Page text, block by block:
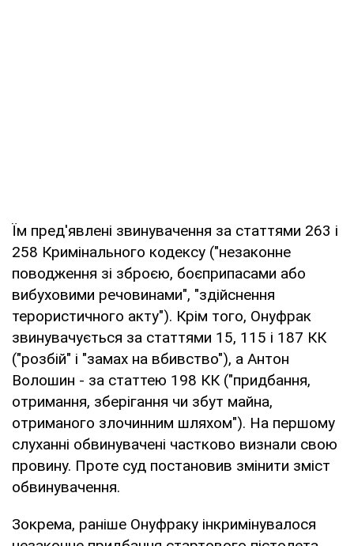
Їм пред'явлені звинувачення за статтями 263 і
258 Кримінального кодексу ("незаконне
поводження зі зброєю, боєприпасами або
вибуховими речовинами", "здійснення
терористичного акту"). Крім того, Онуфрак
звинувачується за статтями 15, 115 і 187 КК
("розбій" і "замах на вбивство"), а Антон
Волошин - за статтею 198 КК ("придбання,
отримання, зберігання чи збут майна,
отриманого злочинним шляхом"). На першому
слуханні обвинувачені частково визнали свою
провину. Проте суд постановив змінити зміст
обвинувачення.
Зокрема, раніше Онуфраку інкримінувалося